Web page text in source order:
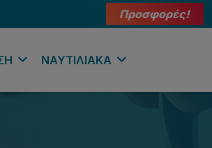
Προσφορές!
ΝΑΥΤΙΛΙΑΚΑ